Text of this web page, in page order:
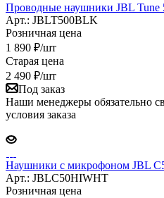
Проводные наушники JBL Tune
Арт.: JBLT500BLK
Розничная цена
1 890 ₽/шт
Старая цена
2 490 ₽/шт
Под заказ
Наши менеджеры обязательно
условия заказа
Наушники с микрофоном JBL
Арт.: JBLC50HIWHT
Розничная цена